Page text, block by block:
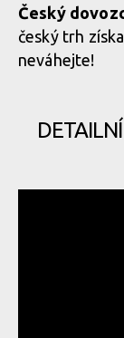
Český
český trh
neváhejte!